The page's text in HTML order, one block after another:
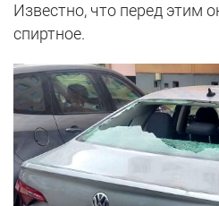
Известно, что перед этим
спиртное.